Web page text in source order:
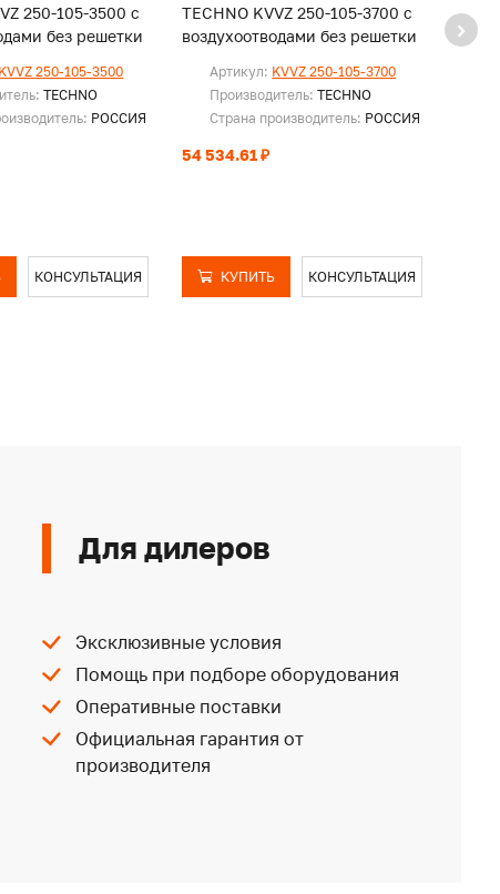
250-105-3500 с
без решетки
KVVZ 250-105-3500
TECHNO
РОССИЯ
КОНСУЛЬТАЦИЯ
TECHNO KVVZ 250-105-3700 с
воздухоотводами без решетки
Артикул: KVVZ 250-105-3700
Производитель:TECHNO
Страна производитель: РОССИЯ
54 534.61 ₽
КУПИТЬ КОНСУЛЬТАЦИЯ
Для дилеров
Эксклюзивные условия
Помощь при подборе оборудования
Оперативные поставки
Официальная гарантия от
производителя